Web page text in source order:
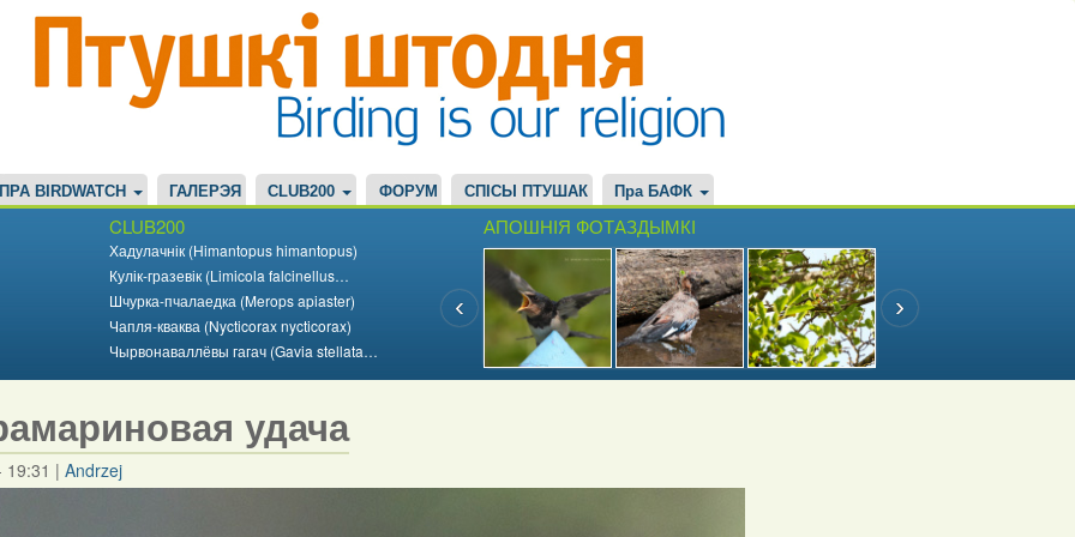
ПРА BIRDWATCH ГАЛЕРЭЯ CLUB200 ФОРУМ СПІСЫ ПТУШАК Пра БАФК
CLUB200
Хадулачнік (Himantopus himantopus)
Кулік-гразевік (Limicola falcinellus…
Шчурка-пчалаедка (Merops apiaster)
Чапля-кваква (Nycticorax nycticorax)
Чырвонаваллёвы гагач (Gavia stellata…
АПОШНІЯ ФОТАЗДЫМКІ
удача
19:31 |Andrzej